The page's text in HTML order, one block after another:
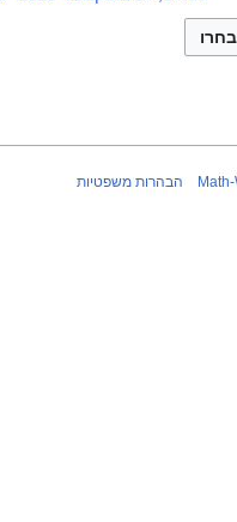
הבהרות משפטיות